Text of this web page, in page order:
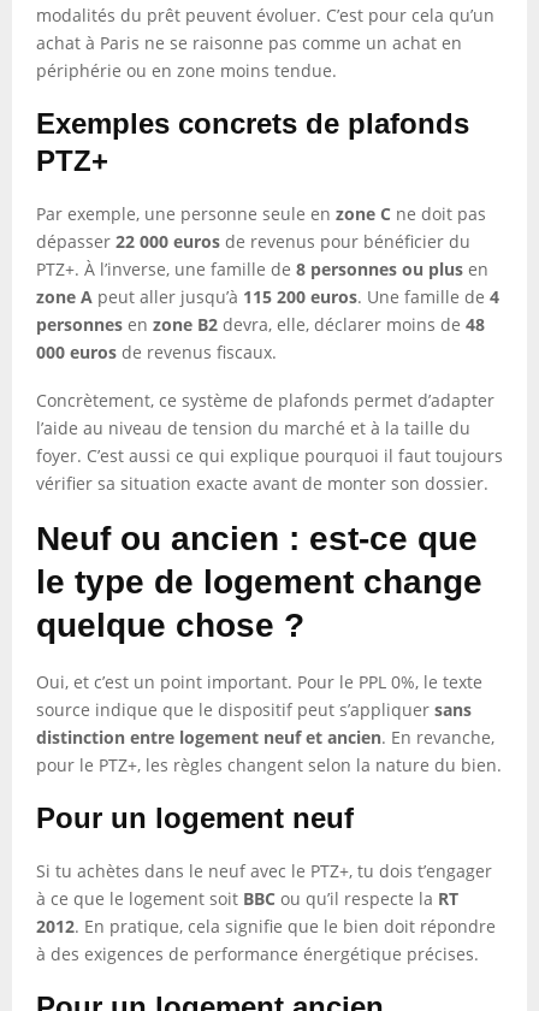
modalités du prêt peuvent évoluer. C’est pour cela qu’un
achat à Paris ne se raisonne pas comme un achat en
périphérie ou en zone moins tendue.
Exemples concrets de plafonds
PTZ+
Par exemple, une personne seule en zone C ne doit pas
dépasser 22 000 euros de revenus pour bénéficier du
PTZ+. À l’inverse, une famille de 8 personnes ou plus en
zone A peut aller jusqu’à 115 200 euros. Une famille de 4
personnes en zone B2 devra, elle, déclarer moins de 48
000 euros de revenus fiscaux.
Concrètement, ce système de plafonds permet d’adapter
l’aide au niveau de tension du marché et à la taille du
foyer. C’est aussi ce qui explique pourquoi il faut toujours
vérifier sa situation exacte avant de monter son dossier.
Neuf ou ancien : est-ce que
le type de logement change
quelque chose ?
Oui, et c’est un point important. Pour le PPL 0%, le texte
source indique que le dispositif peut s’appliquer sans
distinction entre logement neuf et ancien. En revanche,
pour le PTZ+, les règles changent selon la nature du bien.
Pour un logement neuf
Si tu achètes dans le neuf avec le PTZ+, tu dois t’engager
à ce que le logement soit BBC ou qu’il respecte la RT
2012. En pratique, cela signifie que le bien doit répondre
à des exigences de performance énergétique précises.